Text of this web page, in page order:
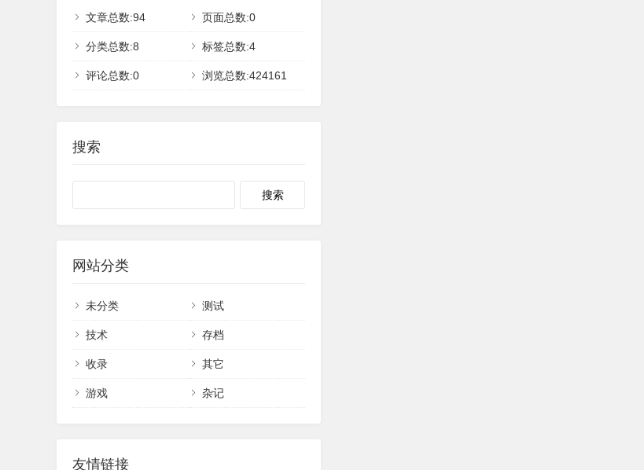
文章总数:94 页面总数:0
分类总数:8 标签总数:4
评论总数:0 浏览总数:424161
搜索
网站分类
未分类 测试
技术 存档
收录 其它
游戏 杂记
友情链接